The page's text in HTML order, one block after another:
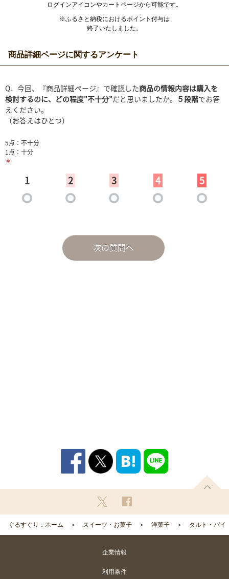
ログインアイコンやカートページから可能です。
※ふるさと納税におけるポイント付与は
終了いたしました。
商品詳細ページに関するアンケート
ぐるすぐり：ホーム スイーツ・お菓子 洋菓子 タルト・パイ
企業情報
利用条件